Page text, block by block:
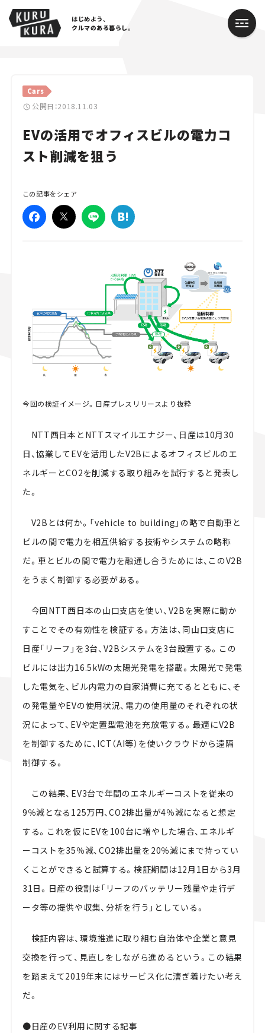
はじめよう、
クルマのある暮らし。
Cars
公開日：2018.11.03
EVの活用でオフィスビルの電力コ
スト削減を狙う
この記事をシェア
今回の検証イメージ。日産プレスリリースより抜粋
NTT西日本とNTTスマイルエナジー、日産は10月30
日、協業してEVを活用したV2Bによるオフィスビルのエ
ネルギーとCO2を削減する取り組みを試行すると発表し
た。
V2Bとは何か。「vehicle to building」の略で自動車と
ビルの間で電力を相互供給する技術やシステムの略称
だ。車とビルの間で電力を融通し合うためには、このV2B
をうまく制御する必要がある。
今回NTT西日本の山口支店を使い、V2Bを実際に動か
すことでその有効性を検証する。方法は、同山口支店に
日産「リーフ」を3台、V2Bシステムを3台設置する。この
ビルには出力16.5kWの太陽光発電を搭載。太陽光で発電
した電気を、ビル内電力の自家消費に充てるとともに、そ
の発電量やEVの使用状況、電力の使用量のそれぞれの状
況によって、EVや定置型電池を充放電する。最適にV2B
を制御するために、ICT（AI等）を使いクラウドから遠隔
制御する。
この結果、EV3台で年間のエネルギーコストを従来の
9％減となる125万円、CO2排出量が4％減になると想定
する。これを仮にEVを100台に増やした場合、エネルギ
ーコストを35％減、CO2排出量を20％減にまで持ってい
くことができると試算する。検証期間は12月1日から3月
31日。日産の役割は「リーフのバッテリー残量や走行デ
ータ等の提供や収集、分析を行う」としている。
検証内容は、環境推進に取り組む自治体や企業と意見
交換を行って、見直しをしながら進めるという。この結果
を踏まえて2019年末にはサービス化に漕ぎ着けたい考え
だ。
●日産のEV利用に関する記事
Cars
Lifestyle
Traffic
Special
Series
スズキ ジムニー｜Suzuki Jimny
スズキ｜Suzuki
マツダ ロードスター｜Mazda Roadster